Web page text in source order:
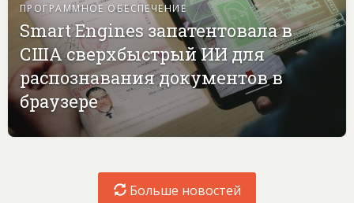
ПРОГРАММНОЕ ОБЕСПЕЧЕНИЕ
Smart Engines запатентовала в
США сверхбыстрый ИИ для
распознавания документов в
браузере
Больше новостей